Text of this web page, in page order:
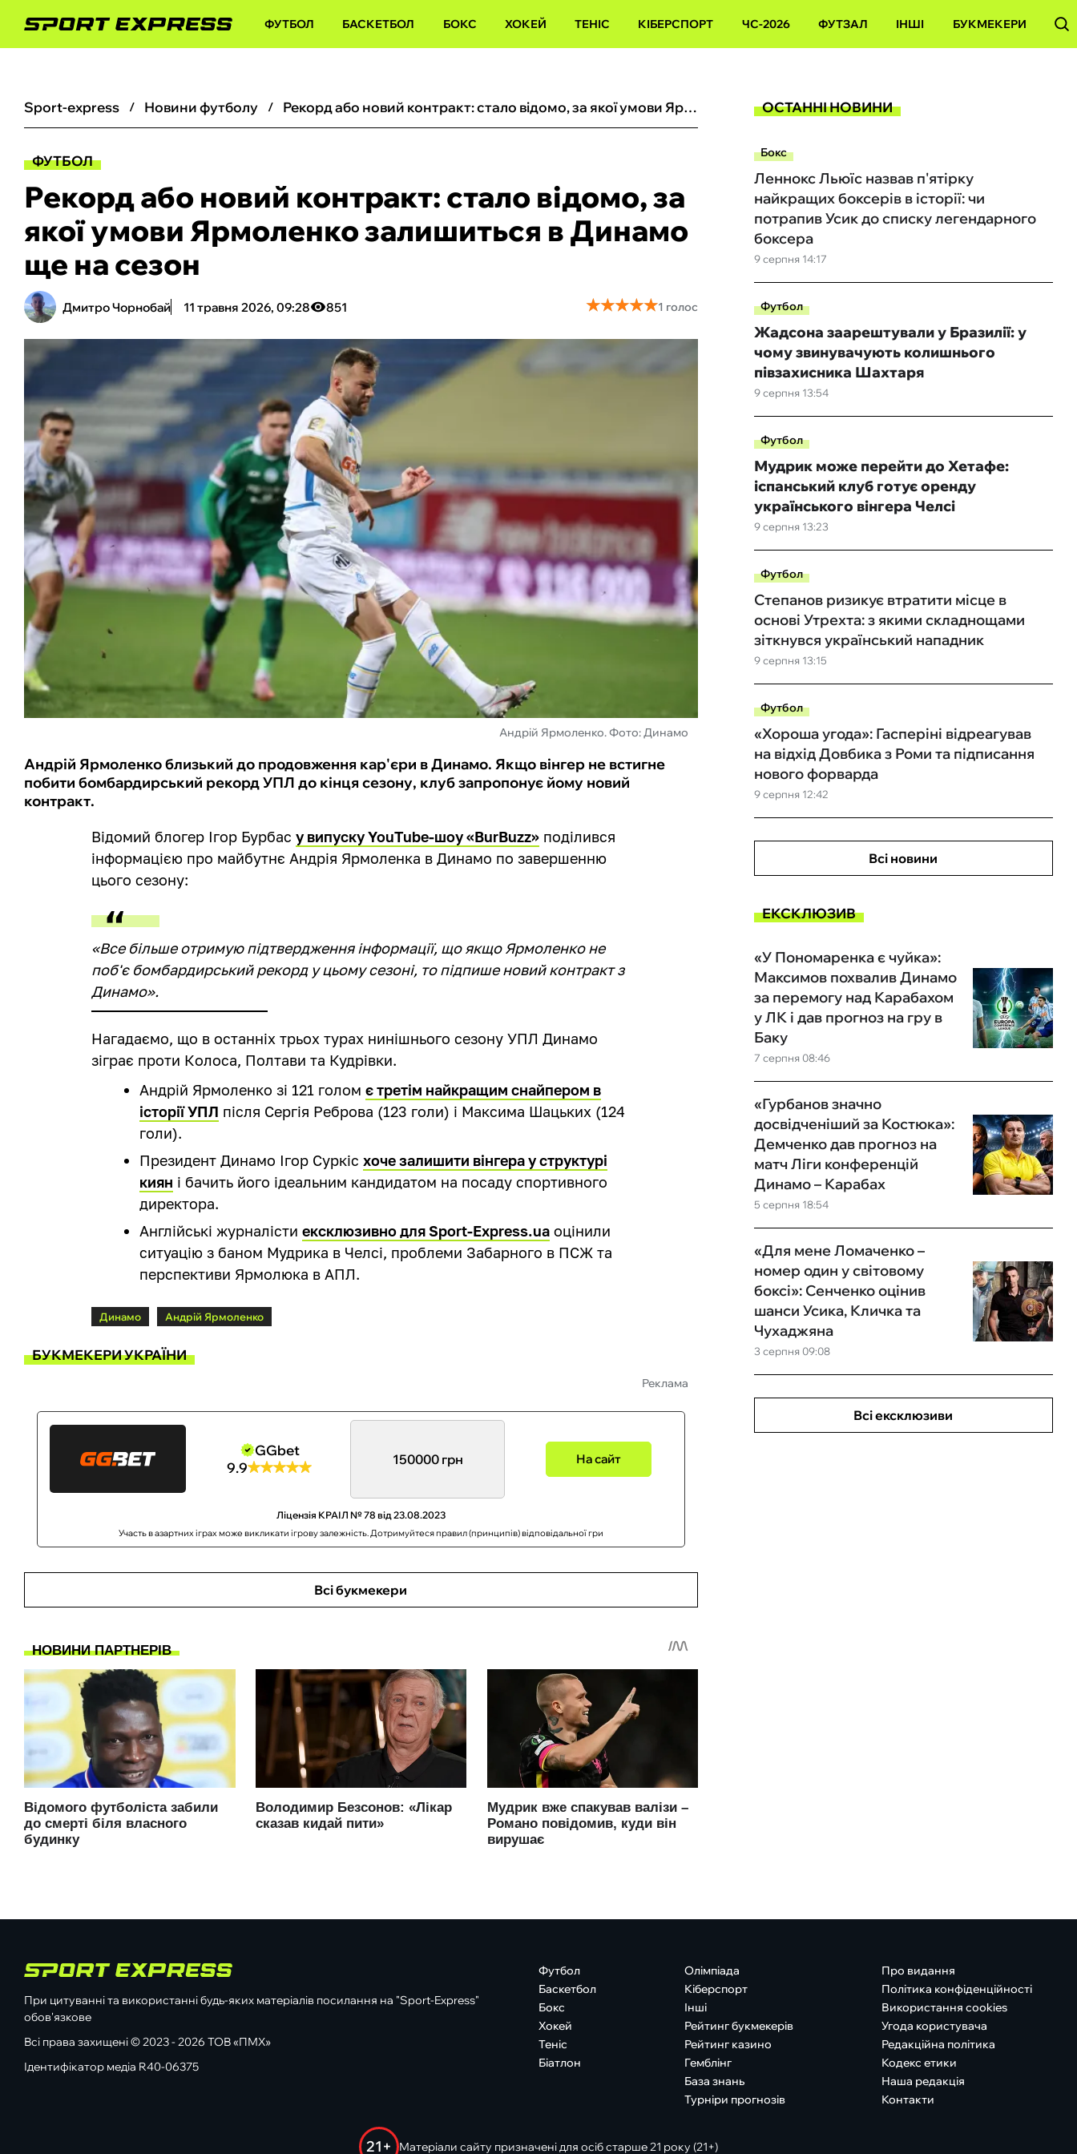
ФУТБОЛ БАСКЕТБОЛ БОКС ХОКЕЙ ТЕНІС КІБЕРСПОРТ ЧС-2026 ФУТЗАЛ ІНШІ БУКМЕКЕРИ
sport-express новини футболу Рекорд або новий контракт: стало відомо, за якої умови Ярмоленко залишиться в Динамо ще на сезон
ФУТБОЛ
Рекорд або новий контракт: стало відомо, за
якої умови Ярмоленко залишиться в Динамо
ще на сезон
Дмитро Чорнобай 11 травня 2026, 09:28 851 ★★★★★
★★★★★1 голос
Андрій Ярмоленко. Фото: Динамо
Андрій Ярмоленко близький до продовження кар'єри в Динамо. Якщо вінгер не встигне
побити бомбардирський рекорд УПЛ до кінця сезону, клуб запропонує йому новий
контракт.
Відомий блогер Ігор Бурбасу випуску YouTube-шоу «BurBuzz» поділився
інформацією про майбутнє Андрія Ярмоленка в Динамо по завершенню
цього сезону:
«Все більше отримую підтвердження інформації, що якщо Ярмоленко не
поб'є бомбардирський рекорд у цьому сезоні, то підпише новий контракт з
Динамо».
Нагадаємо, що в останніх трьох турах нинішнього сезону УПЛ Динамо
зіграє проти Колоса, Полтави та Кудрівки.
Андрій Ярмоленко зі 121 голомє третім найкращим снайпером в
історії УПЛ після Сергія Реброва (123 голи) і Максима Шацьких (124
голи).
Президент Динамо Ігор Суркісхоче залишити вінгера у структурі
киян і бачить його ідеальним кандидатом на посаду спортивного
директора.
Англійські журналістиексклюзивно для Sport-Express.ua оцінили
ситуацію з баном Мудрика в Челсі, проблеми Забарного в ПСЖ та
перспективи Ярмолюка в АПЛ.
Динамо Андрій Ярмоленко
БУКМЕКЕРИ УКРАЇНИ
Реклама
GGbet
9.9
150000 грн На сайт
Ліцензія КРАІЛ № 78 від 23.08.2023
Участь в азартних іграх може викликати ігрову залежність. Дотримуйтеся правил (принципів) відповідальної гри
Всі букмекери
ОСТАННІ НОВИНИ
Бокс
9 серпня 14:17
Леннокс Льюїс назвав п'ятірку
найкращих боксерів в історії: чи
потрапив Усик до списку легендарного
боксера
Футбол
9 серпня 13:54
Жадсона заарештували у Бразилії: у
чому звинувачують колишнього
півзахисника Шахтаря
Футбол
9 серпня 13:23
Мудрик може перейти до Хетафе:
іспанський клуб готує оренду
українського вінгера Челсі
Футбол
9 серпня 13:15
Степанов ризикує втратити місце в
основі Утрехта: з якими складнощами
зіткнувся український нападник
Футбол
9 серпня 12:42
«Хороша угода»: Гасперіні відреагував
на відхід Довбика з Роми та підписання
нового форварда
Всі новини
ЕКСКЛЮЗИВ
7 серпня 08:46
«У Пономаренка є чуйка»:
Максимов похвалив Динамо
за перемогу над Карабахом
у ЛК і дав прогноз на гру в
Баку
5 серпня 18:54
«Гурбанов значно
досвідченіший за Костюка»:
Демченко дав прогноз на
матч Ліги конференцій
Динамо – Карабах
3 серпня 09:08
«Для мене Ломаченко –
номер один у світовому
боксі»: Сенченко оцінив
шанси Усика, Кличка та
Чухаджяна
Всі ексклюзиви
При цитуванні та використанні будь-яких матеріалів посилання на "Sport-Express"
обов'язкове
Всі права захищені © 2023 - 2026 ТОВ «ПМХ»
Ідентифікатор медіа R40-06375
Футбол
Баскетбол
Бокс
Хокей
Теніс
Біатлон
Олімпіада
Кіберспорт
Інші
Рейтинг букмекерів
Рейтинг казино
Гемблінг
База знань
Турніри прогнозів
Про видання
Політика конфіденційності
Використання cookies
Угода користувача
Редакційна політика
Кодекс етики
Наша редакція
Контакти
21+ Матеріали сайту призначені для осіб старше 21 року (21+)